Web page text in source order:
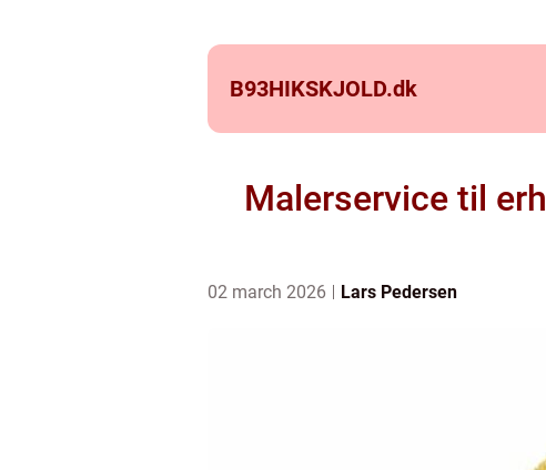
B93HIKSKJOLD.dk
Malerservice til
02 march 2026 Lars Pedersen